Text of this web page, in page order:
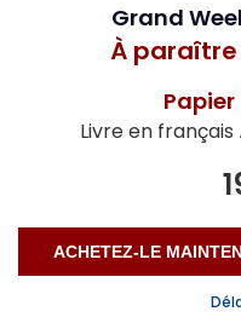
Grand
À paraître
Livre en français